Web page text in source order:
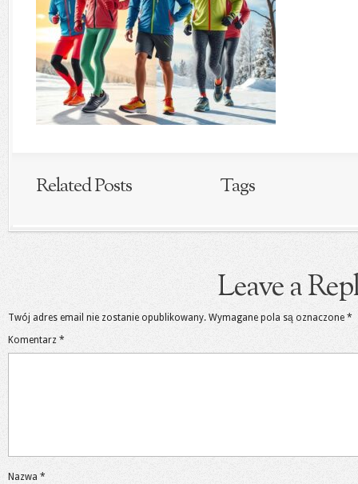
Related Posts Tags
Leave a
Twój adres email nie zostanie opublikowany. Wymagane pola są oznaczone *
Komentarz *
Nazwa *